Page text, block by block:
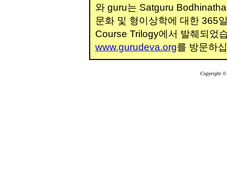
와 guru는 Satguru
문화 및 형이상학에 대한 365
Course Trilogy에서 발췌되었
www.gurudeva.org를 방문하
Copyright ©